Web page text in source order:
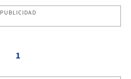
PUBLICIDAD
1